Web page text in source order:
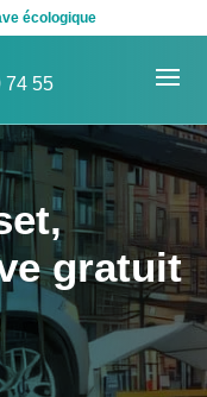
écologique
74 55
gratuit